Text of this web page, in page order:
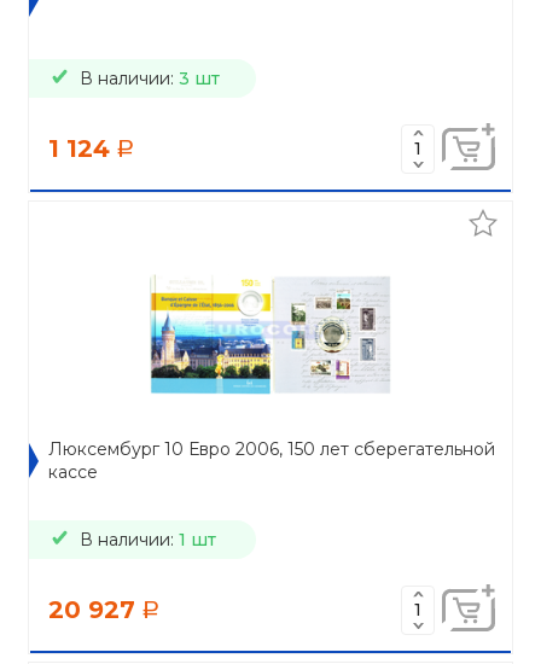
В наличии: 3 шт
1 124 a
Люксембург 10 Евро 2006, 150 лет сберегательной
кассе
В наличии: 1 шт
20 927 a